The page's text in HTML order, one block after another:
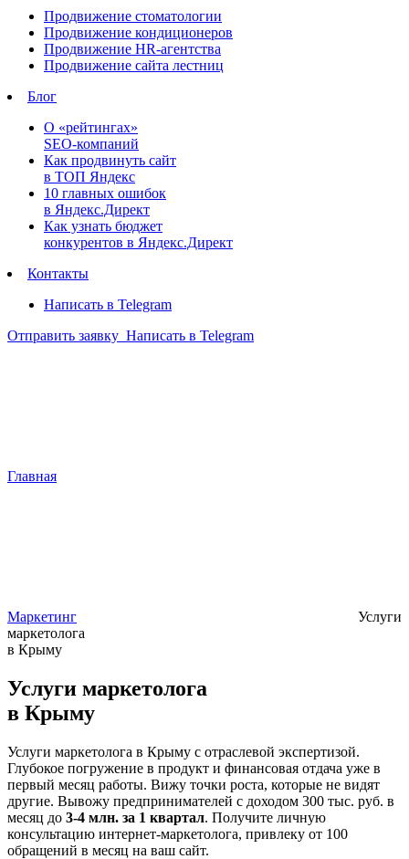
Продвижение стоматологии
Продвижение кондиционеров
Продвижение HR-агентства
Продвижение сайта лестниц
Блог
О «рейтингах»
SEO-компаний
Как продвинуть сайт
в ТОП Яндекс
10 главных ошибок
в Яндекс.Директ
Как узнать бюджет
конкурентов в Яндекс.Директ
Контакты
Написать в Telegram
Отправить заявку Написать в Telegram
Главная
Маркетинг
Услуги
маркетолога
в Крыму
Услуги маркетолога
в Крыму
Услуги маркетолога в Крыму с отраслевой экспертизой.
Глубокое погружение в продукт и финансовая отдача уже в
первый месяц работы. Вижу точки роста, которые не видят
другие. Вывожу предпринимателей с доходом 300 тыс. руб. в
месяц до 3-4 млн. за 1 квартал. Получите личную
консультацию интернет-маркетолога, привлеку от 100
обращений в месяц на ваш сайт.